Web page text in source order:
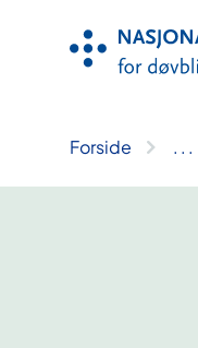
Forside .. .